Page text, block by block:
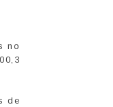
no
de